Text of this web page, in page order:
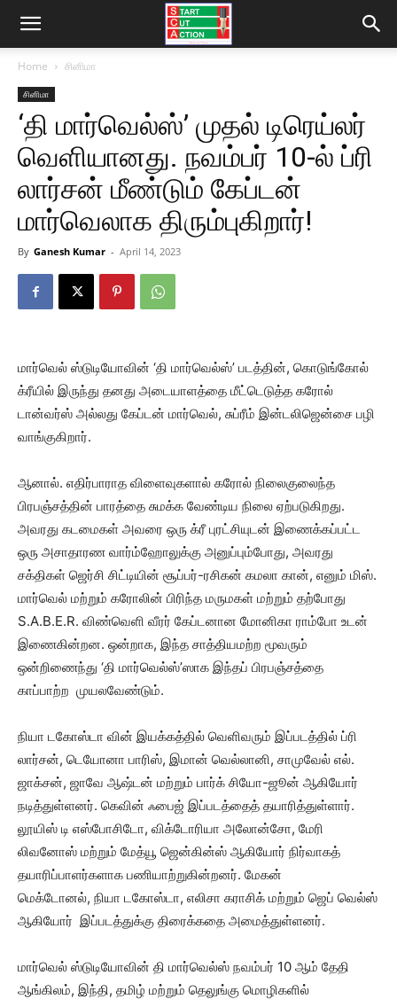
Home சினிமா
சினிமா
‘தி மார்வெல்ஸ்’ முதல் டிரெய்லர்
வெளியானது. நவம்பர் 10-ல் ப்ரி
லார்சன் மீண்டும் கேப்டன்
மார்வெலாக திரும்புகிறார்!
By Ganesh Kumar - April 14, 2023
மார்வெல் ஸ்டுடியோவின் ‘தி மார்வெல்ஸ்’ படத்தின், கொடுங்கோல்
க்ரீயில் இருந்து தனது அடையாளத்தை மீட்டெடுத்த கரோல்
டான்வர்ஸ் அல்லது கேப்டன் மார்வெல், சுப்ரீம் இன்டலிஜென்சை பழி
வாங்குகிறார்.
ஆனால். எதிர்பாராத விளைவுகளால் கரோல் நிலைகுலைந்த
பிரபஞ்சத்தின் பாரத்தை சுமக்க வேண்டிய நிலை ஏற்படுகிறது.
அவரது கடமைகள் அவரை ஒரு க்ரீ புரட்சியுடன் இணைக்கப்பட்ட
ஒரு அசாதாரண வார்ம்ஹோலுக்கு அனுப்பும்போது, அவரது
சக்திகள் ஜெர்சி சிட்டியின் சூப்பர்-ரசிகன் கமலா கான், எனும் மிஸ்.
மார்வெல் மற்றும் கரோலின் பிரிந்த மருமகள் மற்றும் தற்போது
S.A.B.E.R. விண்வெளி வீரர் கேப்டனான மோனிகா ராம்போ உடன்
இணைகின்றன. ஒன்றாக, இந்த சாத்தியமற்ற மூவரும்
ஒன்றிணைந்து ‘தி மார்வெல்ஸ்’ஸாக இந்தப் பிரபஞ்சத்தை
காப்பாற்ற முயலவேண்டும்.
நியா டகோஸ்டா வின் இயக்கத்தில் வெளிவரும் இப்படத்தில் ப்ரி
லார்சன், டெயோனா பாரிஸ், இமான் வெல்லானி, சாமுவேல் எல்.
ஜாக்சன், ஜாவே ஆஷ்டன் மற்றும் பார்க் சியோ-ஜூன் ஆகியோர்
நடித்துள்ளனர். கெவின் ஃபைஜ் இப்படத்தைத் தயாரித்துள்ளார்.
லூயிஸ் டி எஸ்போசிடோ, விக்டோரியா அலோன்சோ, மேரி
லிவனோஸ் மற்றும் மேத்யூ ஜென்கின்ஸ் ஆகியோர் நிர்வாகத்
தயாரிப்பாளர்களாக பணியாற்றுகின்றனர். மேகன்
மெக்டோனல், நியா டகோஸ்டா, எலிசா கராசிக் மற்றும் ஜெப் வெல்ஸ்
ஆகியோர் இப்படத்துக்கு திரைக்கதை அமைத்துள்ளனர்.
மார்வெல் ஸ்டுடியோவின் தி மார்வெல்ஸ் நவம்பர் 10 ஆம் தேதி
ஆங்கிலம், இந்தி, தமிழ் மற்றும் தெலுங்கு மொழிகளில்